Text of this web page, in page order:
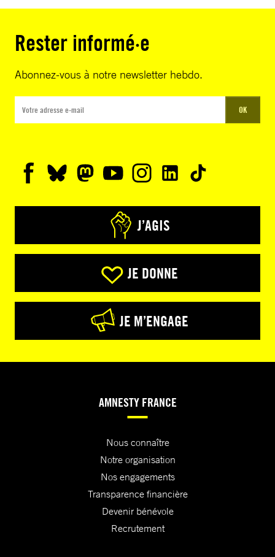
Rester informé·e
Abonnez-vous à notre newsletter hebdo.
OK
J’AGIS
JE DONNE
JE M’ENGAGE
AMNESTY FRANCE
Nous connaître
Notre organisation
Nos engagements
Transparence financière
Devenir bénévole
Recrutement